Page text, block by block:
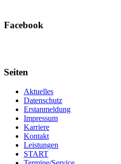
Facebook
Seiten
Aktuelles
Datenschutz
Erstanmeldung
Impressum
Karriere
Kontakt
Leistungen
START